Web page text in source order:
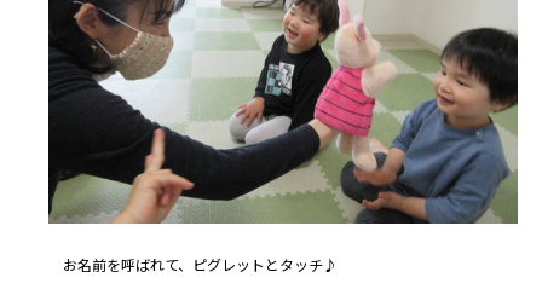
お名前を呼ばれて、ピグレットとタッチ♪